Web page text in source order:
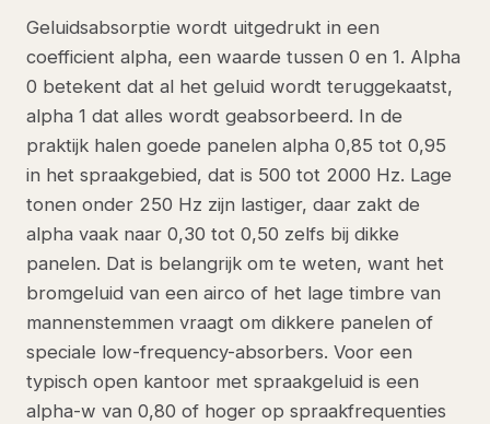
Geluidsabsorptie wordt uitgedrukt in een
coefficient alpha, een waarde tussen 0 en 1. Alpha
0 betekent dat al het geluid wordt teruggekaatst,
alpha 1 dat alles wordt geabsorbeerd. In de
praktijk halen goede panelen alpha 0,85 tot 0,95
in het spraakgebied, dat is 500 tot 2000 Hz. Lage
tonen onder 250 Hz zijn lastiger, daar zakt de
alpha vaak naar 0,30 tot 0,50 zelfs bij dikke
panelen. Dat is belangrijk om te weten, want het
bromgeluid van een airco of het lage timbre van
mannenstemmen vraagt om dikkere panelen of
speciale low-frequency-absorbers. Voor een
typisch open kantoor met spraakgeluid is een
alpha-w van 0,80 of hoger op spraakfrequenties